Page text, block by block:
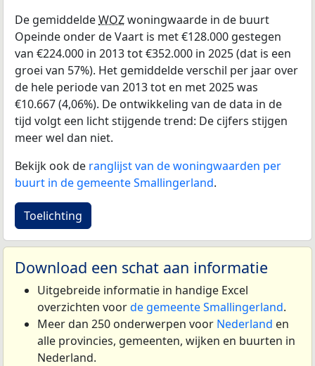
De gemiddeldeWOZwoningwaarde in de buurt
Opeinde onder de Vaart is met €128.000 gestegen
van €224.000 in 2013 tot €352.000 in 2025 (dat is een
groei van 57%). Het gemiddelde verschil per jaar over
de hele periode van 2013 tot en met 2025 was
€10.667 (4,06%). De ontwikkeling van de data in de
tijd volgt een licht stijgende trend: De cijfers stijgen
meer wel dan niet.
Bekijk ook de ranglijst van de woningwaarden per
buurt in de gemeente Smallingerland.
Toelichting
Download een schat aan informatie
Uitgebreide informatie in handige Excel
overzichten voorde gemeente Smallingerland.
Meer dan 250 onderwerpen voor Nederland en
alle provincies, gemeenten, wijken en buurten in
Nederland.